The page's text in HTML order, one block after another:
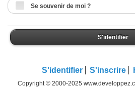
Se souvenir de moi ?
S'identifier
S'identifier S'inscrire
Copyright © 2000-2025